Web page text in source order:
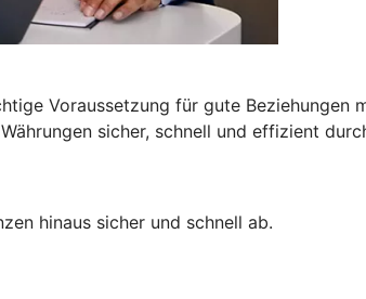
Voraussetzung für gute
sicher, schnell und effizient
hinaus sicher und schnell ab.